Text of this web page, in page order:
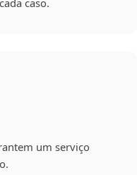
caso.
um serviço